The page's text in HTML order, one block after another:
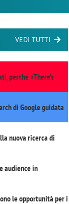
VEDI TUTTI
perché «There’s
di Google guidata
nuova ricerca di
audience in
le opportunità per i